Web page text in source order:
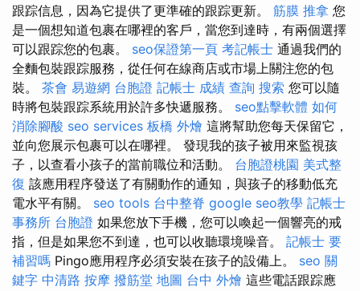
跟踪信息，因為它提供了更準確的跟踪更新。 筋膜 推拿 您
是一個想知道包裹在哪裡的客戶，當您到達時，有兩個選擇
可以跟踪您的包裹。 seo保證第一頁 考記帳士 通過我們的
全麵包裝跟踪服務，從任何在線商店或市場上關注您的包
裝。 茶會 易遊網 台胞證 記帳士 成績 查詢 搜索 您可以隨
時將包裝跟踪系統用於許多快遞服務。 seo點擊軟體 如何
消除腳酸 seo services 板橋 外燴 這將幫助您每天保留它，
並向您展示包裹可以在哪裡。 發現我的孩子被用來監視孩
子，以查看小孩子的當前職位和活動。 台胞證桃園 美式整
復 該應用程序發送了有關動作的通知，與孩子的移動低充
電水平有關。 seo tools 台中整脊 google seo教學 記帳士
事務所 台胞證 如果您放下手機，您可以喚起一個響亮的戒
指，但是如果您不到達，也可以收聽環境噪音。 記帳士 要
補習嗎 Pingo應用程序必須安裝在孩子的設備上。 seo 關
鍵字 中清路 按摩 撥筋堂 地圖 台中 外燴 這些電話跟踪應